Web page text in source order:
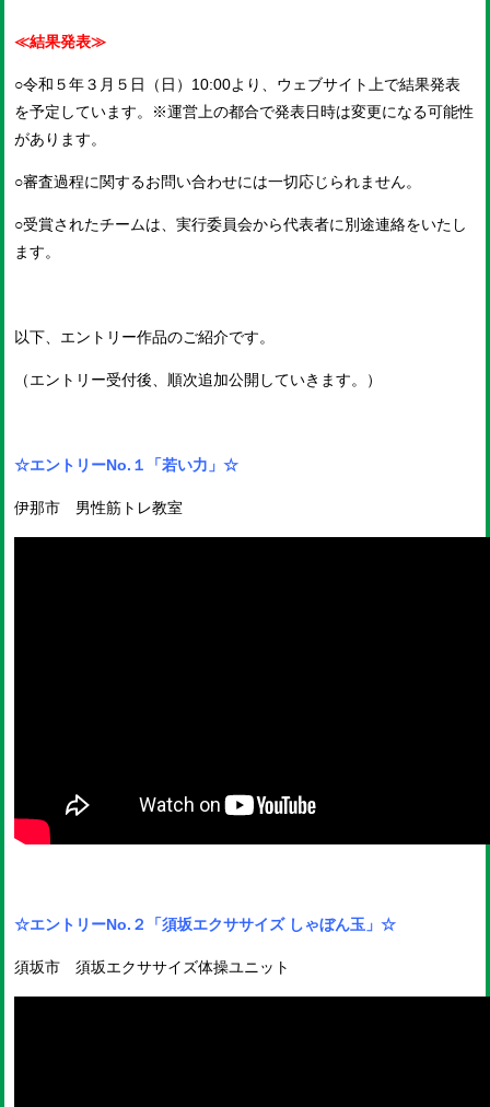
≪結果発表≫
○令和５年３月５日（日）10:00より、ウェブサイト上で結果発表
を予定しています。※運営上の都合で発表日時は変更になる可能性
があります。
○審査過程に関するお問い合わせには一切応じられません。
○受賞されたチームは、実行委員会から代表者に別途連絡をいたし
ます。
以下、エントリー作品のご紹介です。
（エントリー受付後、順次追加公開していきます。）
☆エントリーNo.１「若い力」☆
伊那市 男性筋トレ教室
☆エントリーNo.２ 「須坂エクササイズ しゃぼん玉」☆
須坂市 須坂エクササイズ体操ユニット